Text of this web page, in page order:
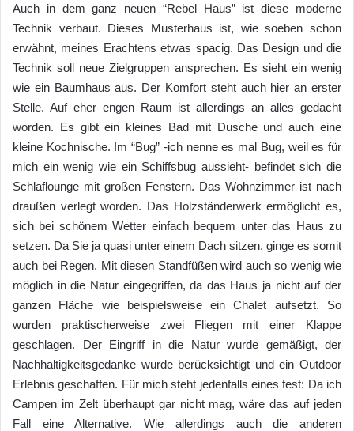
Auch in dem ganz neuen “Rebel Haus” ist diese moderne
Technik verbaut. Dieses Musterhaus ist, wie soeben schon
erwähnt, meines Erachtens etwas spacig. Das Design und die
Technik soll neue Zielgruppen ansprechen. Es sieht ein wenig
wie ein Baumhaus aus. Der Komfort steht auch hier an erster
Stelle. Auf eher engen Raum ist allerdings an alles gedacht
worden. Es gibt ein kleines Bad mit Dusche und auch eine
kleine Kochnische. Im “Bug” -ich nenne es mal Bug, weil es für
mich ein wenig wie ein Schiffsbug aussieht- befindet sich die
Schlaflounge mit großen Fenstern. Das Wohnzimmer ist nach
draußen verlegt worden. Das Holzständerwerk ermöglicht es,
sich bei schönem Wetter einfach bequem unter das Haus zu
setzen. Da Sie ja quasi unter einem Dach sitzen, ginge es somit
auch bei Regen. Mit diesen Standfüßen wird auch so wenig wie
möglich in die Natur eingegriffen, da das Haus ja nicht auf der
ganzen Fläche wie beispielsweise ein Chalet aufsetzt. So
wurden praktischerweise zwei Fliegen mit einer Klappe
geschlagen. Der Eingriff in die Natur wurde gemäßigt, der
Nachhaltigkeitsgedanke wurde berücksichtigt und ein Outdoor
Erlebnis geschaffen. Für mich steht jedenfalls eines fest: Da ich
Campen im Zelt überhaupt gar nicht mag, wäre das auf jeden
Fall eine Alternative. Wie allerdings auch die anderen